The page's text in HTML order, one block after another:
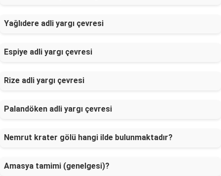
Yağlıdere adli yargı çevresi
Espiye adli yargı çevresi
Rize adli yargı çevresi
Palandöken adli yargı çevresi
Nemrut krater gölü hangi ilde bulunmaktadır?
Amasya tamimi (genelgesi)?